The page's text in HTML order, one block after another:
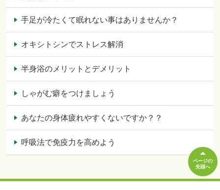
手足が冷たくて眠れない事はありませんか？
オキシトシンでストレス解消
半身浴のメリットとデメリット
しゃがむ癖をつけましょう
あなたの身体疲れやすくないですか？？
呼吸法で免疫力を高めよう
ページの
先頭へ